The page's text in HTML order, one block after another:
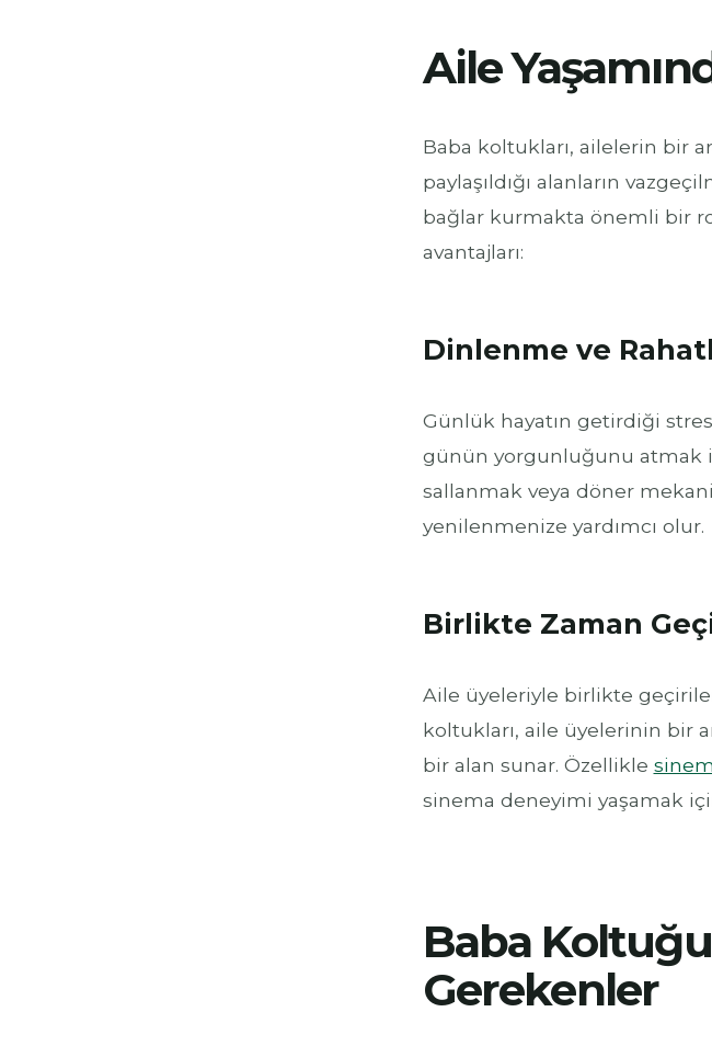
Aile
Baba koltukları, ailelerin bir
paylaşıldığı alanların
bağlar kurmakta önemli bir
avantajları:
Dinlenme ve
Günlük hayatın getirdiği
günün yorgunluğunu atmak
sallanmak veya döner
yenilenmenize yardımcı olur.
Birlikte Zaman
Aile üyeleriyle birlikte
koltukları, aile üyelerinin bir
bir alan sunar. Özellikle
sinema deneyimi yaşamak
Baba
Gerekenler